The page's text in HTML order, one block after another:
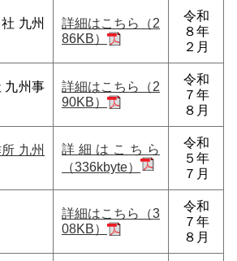
九州
詳細はこちら（2
86KB）
令和
８年
２月
九州事
詳細はこちら（2
90KB）
令和
７年
８月
九州
詳細はこちら
（336kbyte）
令和
５年
７月
詳細はこちら（3
08KB）
令和
７年
８月